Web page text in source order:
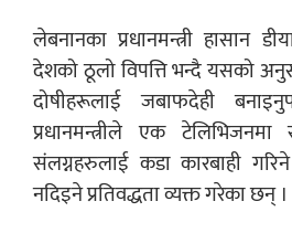
लेबनानका प्रधानमन्त्री हासान
देशको ठूलो विपत्ति भन्दै यसको
दोषीहरूलाई जबाफदेही
प्रधानमन्त्रीले एक
संलग्नहरुलाई कडा कारबाही
नदिइने प्रतिवद्धता व्यक्त गरेका छन् ।